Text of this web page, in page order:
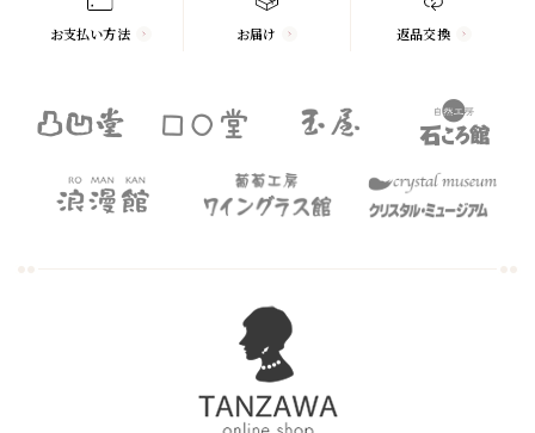
お支払い方法 お届け 返品交換